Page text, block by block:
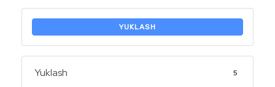
YUKLASH
Yuklash 5